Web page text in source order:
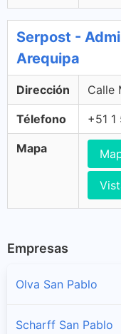
Serpost -
Arequipa
Dirección Calle
Télefono +51 1
Mapa
Empresas
Olva San Pablo
Scharff San Pablo